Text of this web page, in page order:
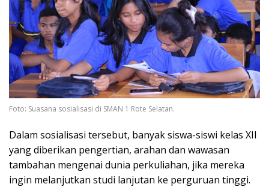
Foto: Suasana sosialisasi di SMAN 1 Rote Selatan.
Dalam sosialisasi tersebut, banyak siswa-siswi kelas XII
yang diberikan pengertian, arahan dan wawasan
tambahan mengenai dunia perkuliahan, jika mereka
ingin melanjutkan studi lanjutan ke perguruan tinggi.